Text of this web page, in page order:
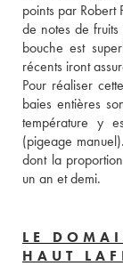
points par Robert
de notes de
bouche est
récents iront
Pour réaliser
baies entières
température y
(pigeage
dont la
un an et demi.
LE
HAUT